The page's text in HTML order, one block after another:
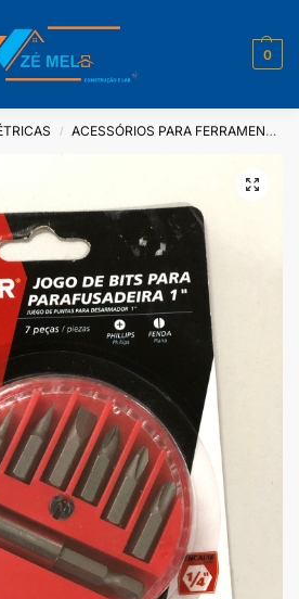
0
/ ACESSÓRIOS PARA FERRAMENTAS ELÉTRICAS